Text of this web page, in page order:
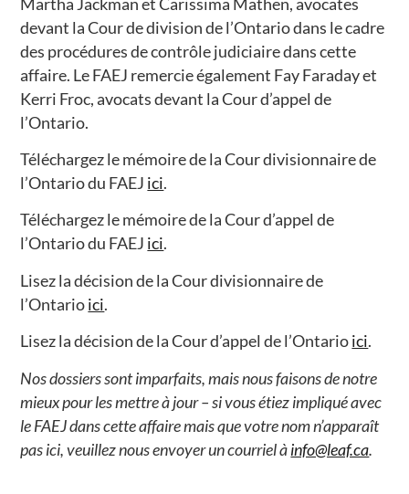
devant la Cour de division de l’Ontario dans le cadre
des procédures de contrôle judiciaire dans cette
affaire. Le FAEJ remercie également Fay Faraday et
Kerri Froc, avocats devant la Cour d’appel de
l’Ontario.
Téléchargez le mémoire de la Cour divisionnaire de
l’Ontario du FAEJ ici.
Téléchargez le mémoire de la Cour d’appel de
l’Ontario du FAEJ ici.
Lisez la décision de la Cour divisionnaire de
l’Ontarioici.
Lisez la décision de la Cour d’appel de l’Ontarioici.
Nos dossiers sont imparfaits, mais nous faisons de notre
mieux pour les mettre à jour – si vous étiez impliqué avec
le FAEJ dans cette affaire mais que votre nom n’apparaît
pas ici, veuillez nous envoyer un courriel àinfo@leaf.ca.